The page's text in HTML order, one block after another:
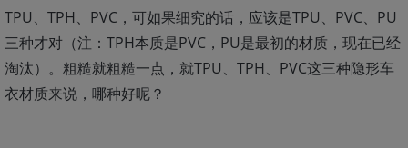
TPU、TPH、PVC，可如果细究的话，应该是TPU、PVC、PU
三种才对（注：TPH本质是PVC，PU是最初的材质，现在已经
淘汰）。粗糙就粗糙一点，就TPU、TPH、PVC这三种隐形车
衣材质来说，哪种好呢？